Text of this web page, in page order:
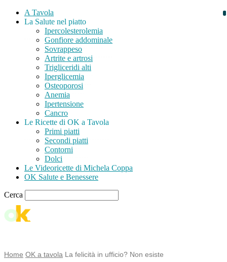
A Tavola
La Salute nel piatto
Ipercolesterolemia
Gonfiore addominale
Sovrappeso
Artrite e artrosi
Trigliceridi alti
Iperglicemia
Osteoporosi
Anemia
Ipertensione
Cancro
Le Ricette di OK a Tavola
Primi piatti
Secondi piatti
Contorni
Dolci
Le Videoricette di Michela Coppa
OK Salute e Benessere
Cerca
Home OK a tavola La felicità in ufficio? Non esiste